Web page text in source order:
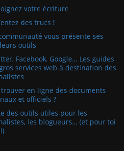
votre écriture
des trucs !
vous présente ses
outils
Facebook, Google… Les guides
services web à destination des
trouver en ligne des documents
et officiels ?
des outils utiles pour les
les blogueurs… (et pour toi